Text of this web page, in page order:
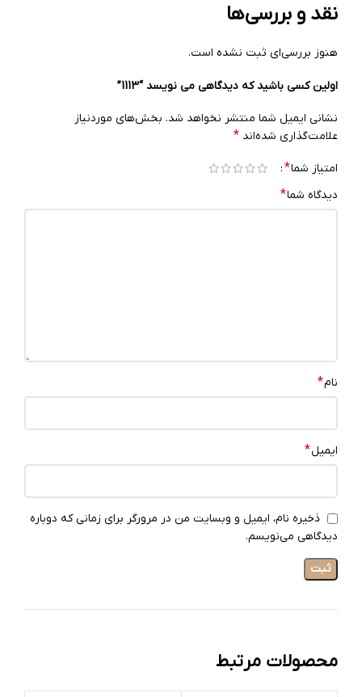
نقد و بررسی‌ها
هنوز بررسی‌ای ثبت نشده است.
اولین کسی باشید که دیدگاهی می نویسد “1113”
نشانی ایمیل شما منتشر نخواهد شد. بخش‌های موردنیاز
علامت‌گذاری شده‌اند *
امتیاز شما*
دیدگاه شما*
نام*
ایمیل*
ذخیره نام، ایمیل و وبسایت من در مرورگر برای زمانی که دوباره
دیدگاهی می‌نویسم.
محصولات مرتبط